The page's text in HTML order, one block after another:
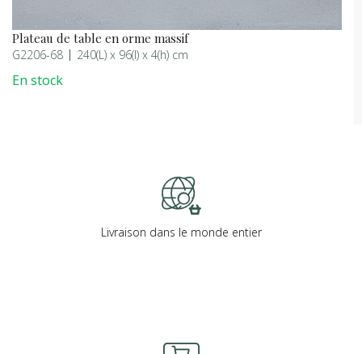
Plateau de table en orme massif
G2206-68 240(L) x 96(l) x 4(h) cm
En stock
Livraison dans le monde entier